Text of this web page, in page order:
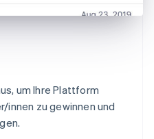
um Ihre Plattform
innen zu gewinnen und